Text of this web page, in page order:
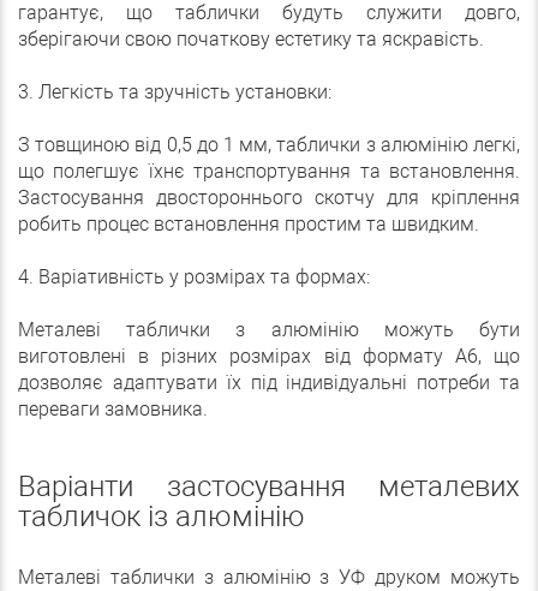
гарантує, що таблички будуть служити довго,
зберігаючи свою початкову естетику та яскравість.
3. Легкість та зручність установки:
З товщиною від 0,5 до 1 мм, таблички з алюмінію легкі,
що полегшує їхнє транспортування та встановлення.
Застосування двостороннього скотчу для кріплення
робить процес встановлення простим та швидким.
4. Варіативність у розмірах та формах:
Металеві таблички з алюмінію можуть бути
виготовлені в різних розмірах від формату А6, що
дозволяє адаптувати їх під індивідуальні потреби та
переваги замовника.
Варіанти застосування металевих
табличок із алюмінію
Металеві таблички з алюмінію з УФ друком можуть